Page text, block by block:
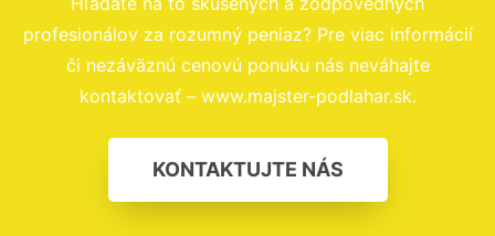
profesionálov za rozumný peniaz? Pre viac informácií
či nezáväznú cenovú ponuku nás neváhajte
kontaktovať – www.majster-podlahar.sk.
KONTAKTUJTE NÁS